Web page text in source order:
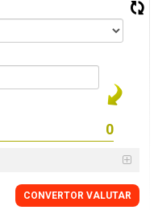
CONVERTOR VALUTAR